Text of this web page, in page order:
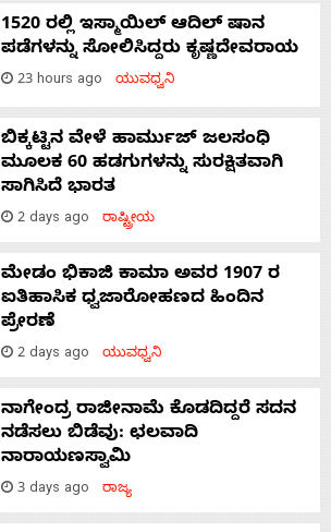
1520 ರಲ್ಲಿ ಇಸ್ಮಾಯಿಲ್ ಆದಿಲ್ ಷಾನ
ಪಡೆಗಳನ್ನು ಸೋಲಿಸಿದ್ದರು ಕೃಷ್ಣದೇವರಾಯ
23 hours ago ಯುವಧ್ವನಿ
ಬಿಕ್ಕಟ್ಟಿನ ವೇಳೆ ಹಾರ್ಮುಜ್ ಜಲಸಂಧಿ
ಮೂಲಕ 60 ಹಡಗುಗಳನ್ನು ಸುರಕ್ಷಿತವಾಗಿ
ಸಾಗಿಸಿದೆ ಭಾರತ
2 days ago ರಾಷ್ಟ್ರೀಯ
ಮೇಡಂ ಭಿಕಾಜಿ ಕಾಮಾ ಅವರ 1907 ರ
ಐತಿಹಾಸಿಕ ಧ್ವಜಾರೋಹಣದ ಹಿಂದಿನ
ಪ್ರೇರಣೆ
2 days ago ಯುವಧ್ವನಿ
ನಾಗೇಂದ್ರ ರಾಜೀನಾಮೆ ಕೊಡದಿದ್ದರೆ ಸದನ
ನಡೆಸಲು ಬಿಡೆವು: ಛಲವಾದಿ
ನಾರಾಯಣಸ್ವಾಮಿ
3 days ago ರಾಜ್ಯ